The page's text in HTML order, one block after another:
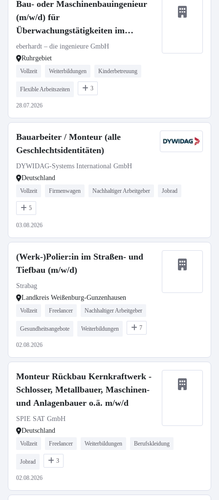
Bau- oder Maschinenbauingenieur
(m/w/d) für
Überwachungstätigkeiten im
Bauwesen (Ruhrgebiet)
eberhardt – die ingenieure GmbH
Ruhrgebiet
Vollzeit Weiterbildungen Kinderbetreuung
Flexible Arbeitszeiten 3
28.07.2026
Bauarbeiter / Monteur (alle
Geschlechtsidentitäten)
DYWIDAG-Systems International GmbH
Deutschland
Vollzeit Firmenwagen Nachhaltiger Arbeitgeber Jobrad
5
03.08.2026
(Werk-)Polier:in im Straßen- und
Tiefbau (m/w/d)
Strabag
Landkreis Weißenburg-Gunzenhausen
Vollzeit Freelancer Nachhaltiger Arbeitgeber
Gesundheitsangebote Weiterbildungen 7
02.08.2026
Monteur Rückbau Kernkraftwerk -
Schlosser, Metallbauer, Maschinen-
und Anlagenbauer o.ä. m/w/d
SPIE SAT GmbH
Deutschland
Vollzeit Freelancer Weiterbildungen Berufskleidung
Jobrad 3
02.08.2026